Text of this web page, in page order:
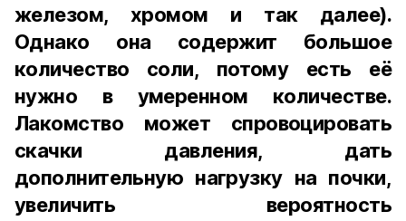
железом, хромом и так далее).
Однако она содержит большое
количество соли, потому есть её
нужно в умеренном количестве.
Лакомство может спровоцировать
скачки давления, дать
дополнительную нагрузку на почки,
увеличить вероятность